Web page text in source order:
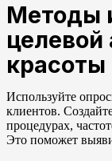
Методы
целевой
красоты
Используйте
клиентов.
процедурах,
Это поможет